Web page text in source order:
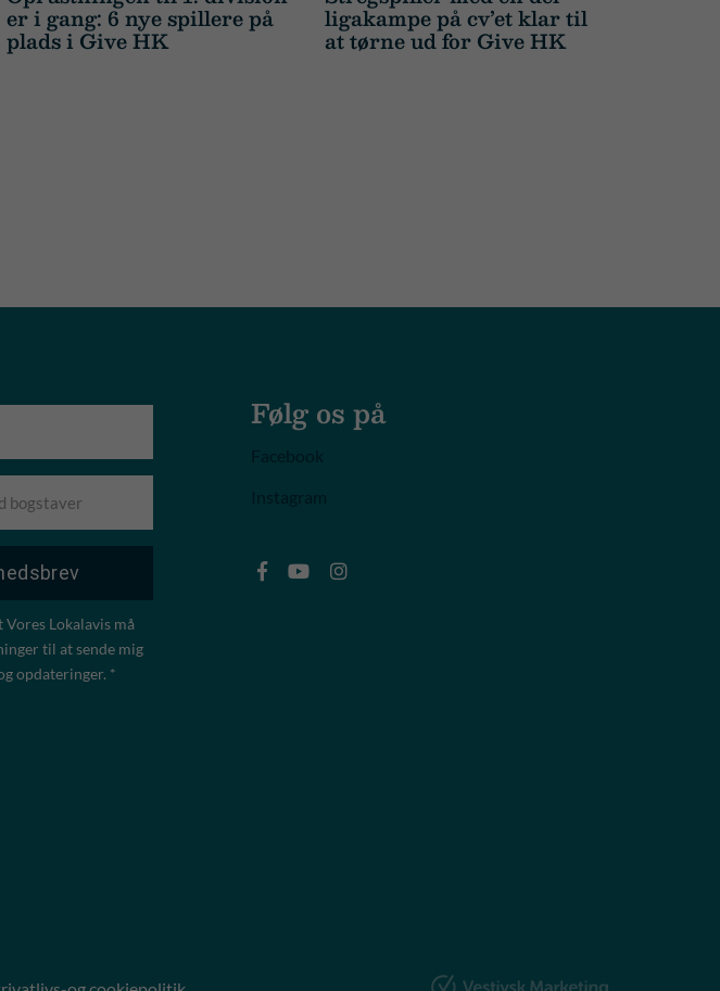
er i gang: 6 nye spillere på
plads i Give HK
ligakampe på cv’et klar til
at tørne ud for Give HK
Vores Lokalavis må
til at sende mig
opdateringer. *
Følg os på